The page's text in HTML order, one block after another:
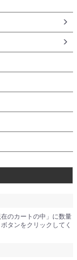
のカートの中」に数量
タンをクリックしてく